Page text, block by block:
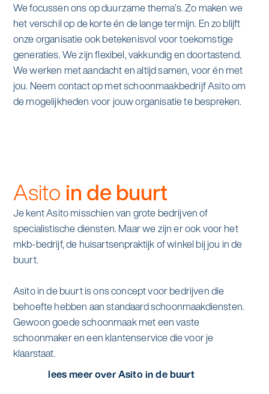
Mens & Asito
Werken bij Asito
We focussen ons op duurzame thema’s. Zo maken we
het verschil op de korte én de lange termijn. En zo blijft
onze organisatie ook betekenisvol voor toekomstige
generaties. We zijn flexibel, vakkundig en doortastend.
We werken met aandacht en altijd samen, voor én met
jou. Neem contact op met schoonmaakbedrijf Asito om
de mogelijkheden voor jouw organisatie te bespreken.
Asito in de buurt
Je kent Asito misschien van grote bedrijven of
specialistische diensten. Maar we zijn er ook voor het
mkb-bedrijf, de huisartsenpraktijk of winkel bij jou in de
buurt.
Asito in de buurt is ons concept voor bedrijven die
behoefte hebben aan standaard schoonmaakdiensten.
Gewoon goede schoonmaak met een vaste
schoonmaker en een klantenservice die voor je
klaarstaat.
lees meer over Asito in de buurt